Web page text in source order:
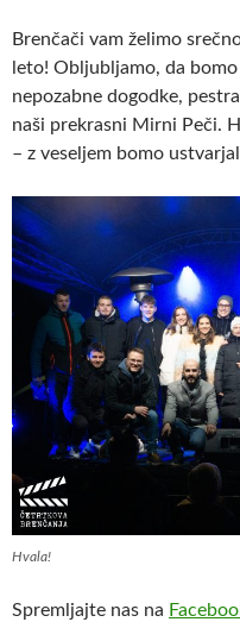
Brenčači vam želimo
leto! Obljubljamo, da
nepozabne dogodke,
naši prekrasni Mirni Peči.
– z veseljem bomo
Hvala!
Spremljajte nas na